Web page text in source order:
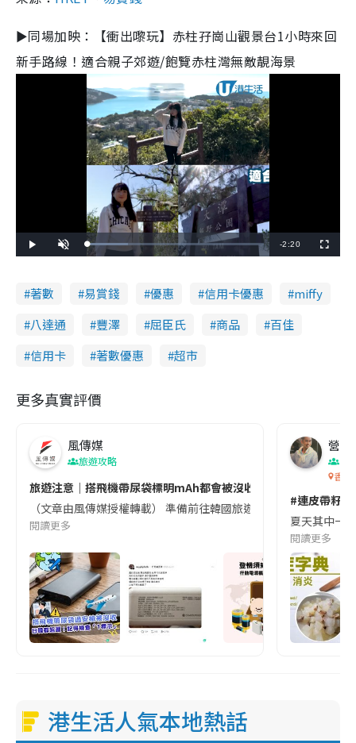
►同場加映：【衝出嚟玩】赤柱孖崗山觀景台1小時來回
新手路線！適合親子郊遊/飽覽赤柱灣無敵靚海景
l
n
e
L
o
d
:
2
.
1
R
-2:20
u
c
r
著數 易賞錢 優惠 信用卡優惠
miffy
八達通
豐澤 屈臣氏 商品
百佳
信用卡
著數優惠 超市
更多真實評價
風傳媒
旅遊攻略
旅遊注意｜搭飛機帶尿袋標明mAh都會被沒收😱出發前切記檢查
（文章由風傳媒授權轉載） 準備前往韓國旅遊的民眾，近期要
閱讀更多
營養
香港
#連皮帶籽
夏天其中一
閱讀更多
港生活人氣本地熱話